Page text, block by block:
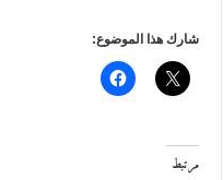
شارك هذا الموضوع:
مرتبط